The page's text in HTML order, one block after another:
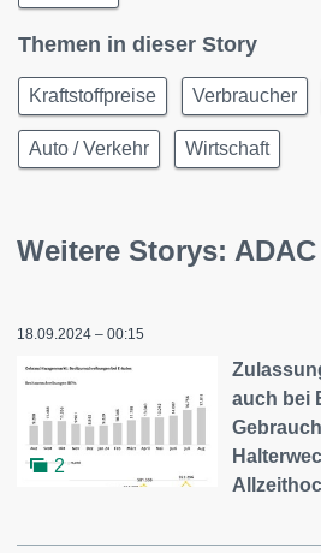
Themen in dieser Story
Kraftstoffpreise Verbraucher
Auto / Verkehr Wirtschaft
Weitere Storys: ADAC
18.09.2024 – 00:15
2
auch bei